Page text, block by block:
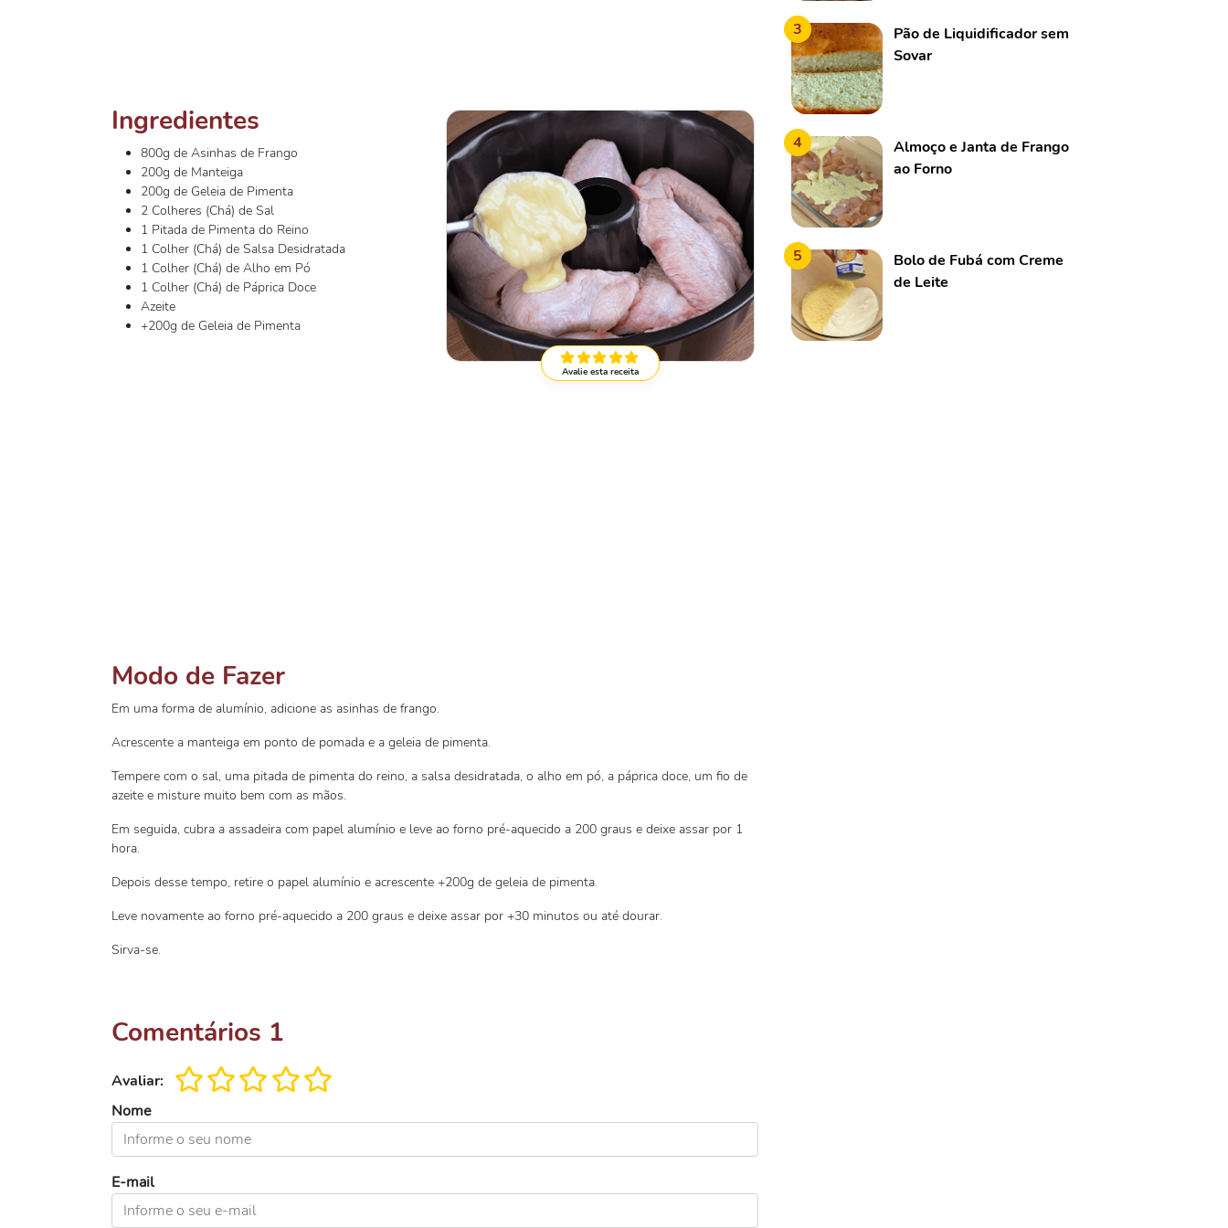
Avalie esta receita
Ingredientes
800g de Asinhas de Frango
200g de Manteiga
200g de Geleia de Pimenta
2 Colheres (Chá) de Sal
1 Pitada de Pimenta do Reino
1 Colher (Chá) de Salsa Desidratada
1 Colher (Chá) de Alho em Pó
1 Colher (Chá) de Páprica Doce
Azeite
+200g de Geleia de Pimenta
Modo de Fazer
Em uma forma de alumínio, adicione as asinhas de frango.
Acrescente a manteiga em ponto de pomada e a geleia de pimenta.
Tempere com o sal, uma pitada de pimenta do reino, a salsa desidratada, o alho em pó, a páprica doce, um fio de
azeite e misture muito bem com as mãos.
Em seguida, cubra a assadeira com papel alumínio e leve ao forno pré-aquecido a 200 graus e deixe assar por 1
hora.
Depois desse tempo, retire o papel alumínio e acrescente +200g de geleia de pimenta.
Leve novamente ao forno pré-aquecido a 200 graus e deixe assar por +30 minutos ou até dourar.
Sirva-se.
Comentários 1
Avaliar:
Nome
E-mail
3
Pão de Liquidificador sem
Sovar
4
Almoço e Janta de Frango
ao Forno
5
Bolo de Fubá com Creme
de Leite